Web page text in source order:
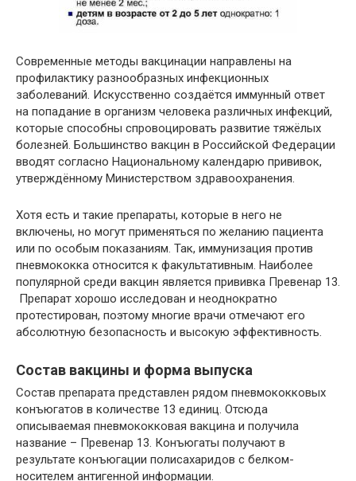
Современные методы вакцинации направлены на
профилактику разнообразных инфекционных
заболеваний. Искусственно создаётся иммунный ответ
на попадание в организм человека различных инфекций,
которые способны спровоцировать развитие тяжёлых
болезней. Большинство вакцин в Российской Федерации
вводят согласно Национальному календарю прививок,
утверждённому Министерством здравоохранения.
Хотя есть и такие препараты, которые в него не
включены, но могут применяться по желанию пациента
или по особым показаниям. Так, иммунизация против
пневмококка относится к факультативным. Наиболее
популярной среди вакцин является прививка Превенар 13.
Препарат хорошо исследован и неоднократно
протестирован, поэтому многие врачи отмечают его
абсолютную безопасность и высокую эффективность.
Состав вакцины и форма выпуска
Состав препарата представлен рядом пневмококковых
конъюгатов в количестве 13 единиц. Отсюда
описываемая пневмококковая вакцина и получила
название – Превенар 13. Конъюгаты получают в
результате конъюгации полисахаридов с белком-
носителем антигенной информации.